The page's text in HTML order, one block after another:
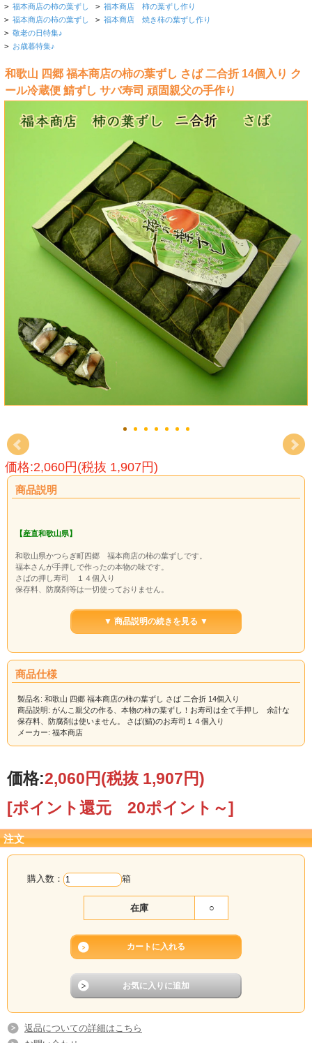
> 福本商店の柿の葉ずし > 福本商店 柿の葉ずし作り
> 福本商店の柿の葉ずし > 福本商店 焼き柿の葉ずし作り
> 敬老の日特集♪
> お歳暮特集♪
和歌山 四郷 福本商店の柿の葉ずし さば 二合折 14個入り ク
ール冷蔵便 鯖ずし サバ寿司 頑固親父の手作り
価格:2,060円(税抜 1,907円)
商品説明
【産直和歌山県】
和歌山県かつらぎ町四郷 福本商店の柿の葉ずしです。
福本さんが手押しで作ったの本物の味です。
さばの押し寿司 １４個入り
保存料、防腐剤等は一切使っておりません。
海道、沖縄、九州・四国・東北の一部）到着日のうちにお召し上がり下さい。
●ご注文を頂いてからお作りいたしますので、お届け日をご指定の場合は三日以上
のお日にちを頂戴いたします。
【産地名】国産（和歌山県産）
【原材料】米・鯖・酢・砂糖・塩・アミノ酸
【保存方法 】要冷蔵
【製造者】福本商店（和歌山県伊都郡かつらぎ町）
▼ 商品説明の続きを見る ▼
商品仕様
製品名: 和歌山 四郷 福本商店の柿の葉ずし さば 二合折 14個入り
商品説明: がんこ親父の作る、本物の柿の葉ずし！お寿司は全て手押し 余計な
保存料、防腐剤は使いません。 さば(鯖)のお寿司１４個入り
メーカー: 福本商店
価格:2,060円(税抜 1,907円)
[ポイント還元 20ポイント～]
注文
購入数： 箱
在庫 ○
返品についての詳細はこちら